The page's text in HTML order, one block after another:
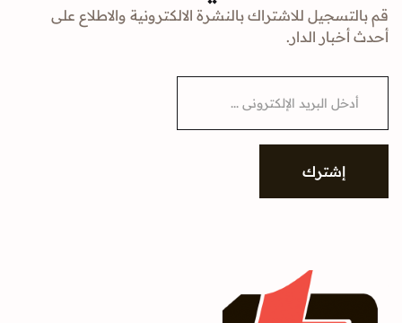
قم بالتسجيل للاشتراك بالنشرة الالكترونية والاطلاع على
أحدث أخبار الدار.
i
إشترك